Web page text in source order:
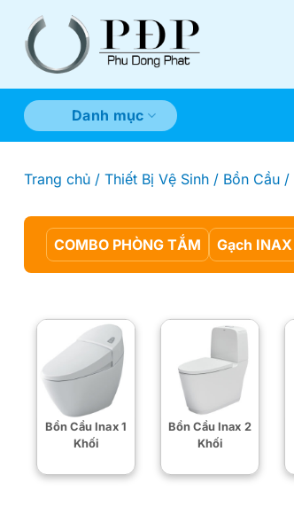
Danh mục
Trang chủ / Thiết Bị Vệ Sinh / Bồn Cầu /
COMBO PHÒNG TẮM Gạch INAX
Bồn Cầu Inax 1
Khối
Bồn Cầu Inax 2
Khối